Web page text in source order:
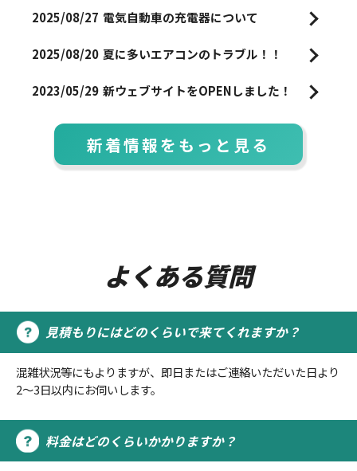
2025/08/27 電気自動車の充電器について
2025/08/20 夏に多いエアコンのトラブル！！
2023/05/29 新ウェブサイトをOPENしました！
新着情報をもっと見る
よくある質問
見積もりにはどのくらいで来てくれますか？
混雑状況等にもよりますが、即日またはご連絡いただいた日より
2～3日以内にお伺いします。
料金はどのくらいかかりますか？